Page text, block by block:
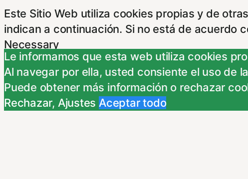
Le informamos que esta web utiliza cookies
Al navegar por ella, usted consiente el uso de
Puede obtener más información o rechazar
Rechazar, Ajustes Aceptar todo
Este Sitio Web utiliza cookies propias y de
indican a continuación. Si no está de acuerdo
Necessary
Necessary
Siempre activado
Estas Cookies se utilizan para mejorar su
Almacenan configuraciones de servicios para